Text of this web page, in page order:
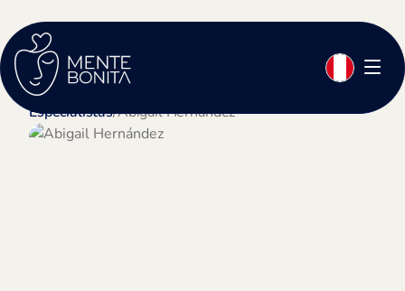
Especialistas/Abigail Hernández